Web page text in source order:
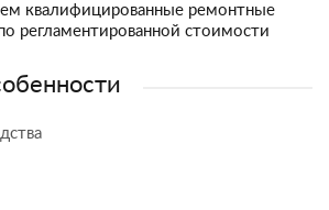
квалифицированные ремонтные
регламентированной стоимости